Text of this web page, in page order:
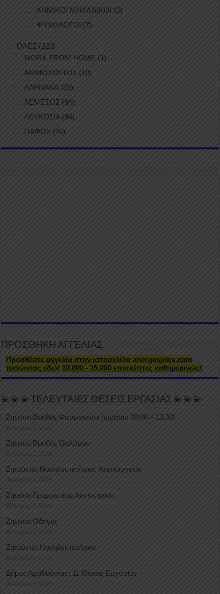
ΧΗΜΙΚΟΙ ΜΗΧΑΝΙΚΟΙ (3)
ΨΥΧΟΛΟΓΟΙ (7)
ΟΛΕΣ (223)
WORK FROM HOME (1)
ΑΜΜΟΧΩΣΤΟΣ (10)
ΛΑΡΝΑΚΑ (39)
ΛΕΜΕΣΟΣ (84)
ΛΕΥΚΩΣΙΑ(94)
ΠΑΦΟΣ (16)
ΠΡΟΣΘΗΚΗ ΑΓΓΕΛΙΑΣ
Προσθέστε αγγελία στην ιστοσελίδα anergosjobs.com
πατώντας εδώ! 10.000 - 15.000 επισκέπτες καθημερινώς!
💫💫💫ΤΕΛΕΥΤΑΙΕΣ ΘΕΣΕΙΣ ΕΡΓΑΣΙΑΣ 💫💫💫
Ζητείται Βοηθός Φαρμακείου (ωράριο 08:00 – 13:30)
August 5, 2026
Ζητείται Βοηθός Θαλάμου
August 5, 2026
Ζητούνται Νοσηλευτές/τριες Χειρουργείου
August 5, 2026
Ζητείται Γραμματέας Λογιστηρίου
August 5, 2026
Ζητείται Οδηγός
August 5, 2026
Ζητούνται Νοσηλευτές/τριες
August 5, 2026
Δήμος Αμαθούντας: 11 Θέσεις Εργασίας
August 5, 2026